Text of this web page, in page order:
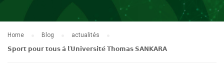
Home Blog
actualités
𝗦𝗽𝗼𝗿𝘁 𝗽𝗼𝘂𝗿 𝘁𝗼𝘂𝘀 𝗮̀ 𝗹’𝗨𝗻𝗶𝘃𝗲𝗿𝘀𝗶𝘁𝗲́ 𝗧𝗵𝗼𝗺𝗮𝘀 𝗦𝗔𝗡𝗞𝗔𝗥𝗔